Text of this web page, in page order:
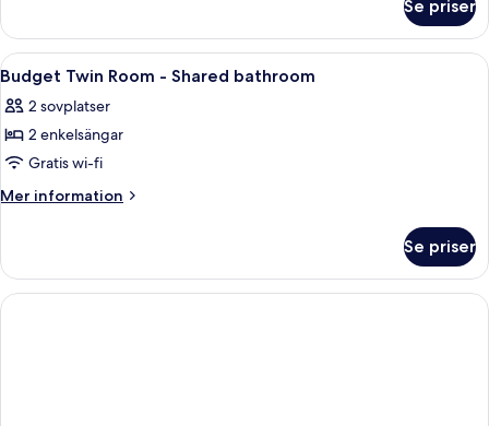
-
delat
badrum
tvåbäddsrum
1
sovrum
-
delat
Se priser
Öppna
alla
foton
för
Budget
Twin
Shared
bathroom
Skrivbord, strykjärn/strykbräda,
1
Budget Twin Room - Shared bathroom
2 sovplatser
2 enkelsängar
Gratis wi-fi
Mer information
Mer
Twin
Room
-
Se priser